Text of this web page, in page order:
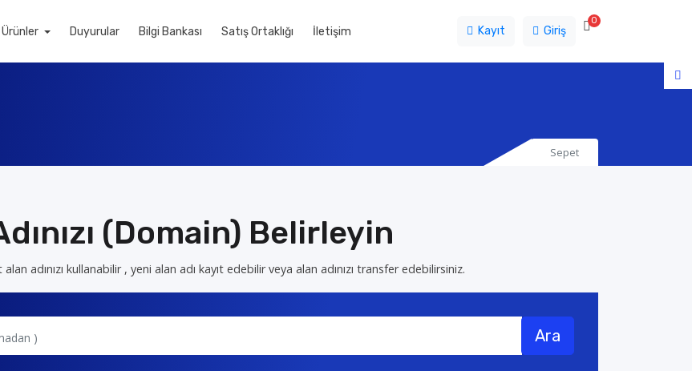
Ürünler Duyurular Bilgi Bankası Satış Ortaklığı İletişim Kayıt Giriş
0Sepet
Sepet
(Domain) Belirleyin
adınızı kullanabilir , yeni alan adı kayıt edebilir veya alan adınızı transfer edebilirsiniz.
Ara